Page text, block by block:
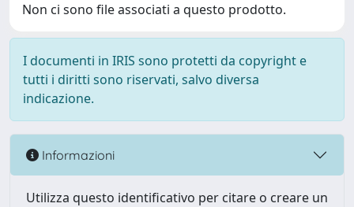
Non ci sono file associati a questo prodotto.
I documenti in IRIS sono protetti da copyright e
tutti i diritti sono riservati, salvo diversa
indicazione.
Informazioni
Utilizza questo identificativo per citare o creare un